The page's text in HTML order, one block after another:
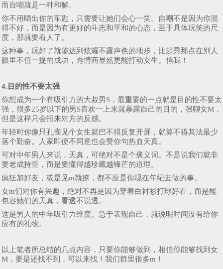
而自嘲就是一种和解。
你不用晒出你的车匙，只需要让她们会心一笑。自嘲不是因为你混
得不好，而是因为有更好的斗志和平和的心态，至于具体玩笑的尺
度，那就要看人了。
这种事，玩好了就能达到炫耀不露声色的地步，比起秀那点在别人
眼里不值一提的成功，秀情商显然更能打动女生。信我！
4.目的性不要太强
你想成为一个有吸引力的大叔男S，最重要的一点就是目的性不要太
强，很多25岁以下的男S喜欢一上来就暴露自己的目的，强聊女M，
但是这样只会招来对方的反感。
年轻时你像只孔雀见个女生就巴不得反复开屏，就算不得其法最少
落个勤奋。人家即便不同意也会赞你句热血天真。
可对中年男人来说，天真，可绝对不是个褒义词。不是说我们就非
要老成持重，而是要懂得越珍藏越锋芒的道理。
疯狂加好友，或是见m就撩，都不应是你现在年纪去做的事。
女m们对你有兴趣，绝对不再是因为穿着白衬衫打球好看，而是能
包容她们的天真，看透不说透。
这是男人的中年吸引力维度。急于表现自己，就说明时间没有给你
应有的礼物。
以上笔者所总结的几点内容，只要你能够做到，相信你能够找到女
M，要是还找不到，可以来找！我们群里很多m！